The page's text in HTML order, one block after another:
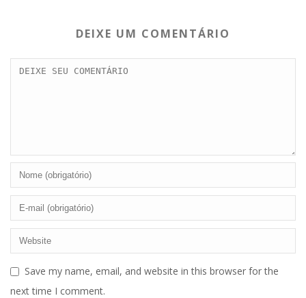
DEIXE UM COMENTÁRIO
Save my name, email, and website in this browser for the
next time I comment.